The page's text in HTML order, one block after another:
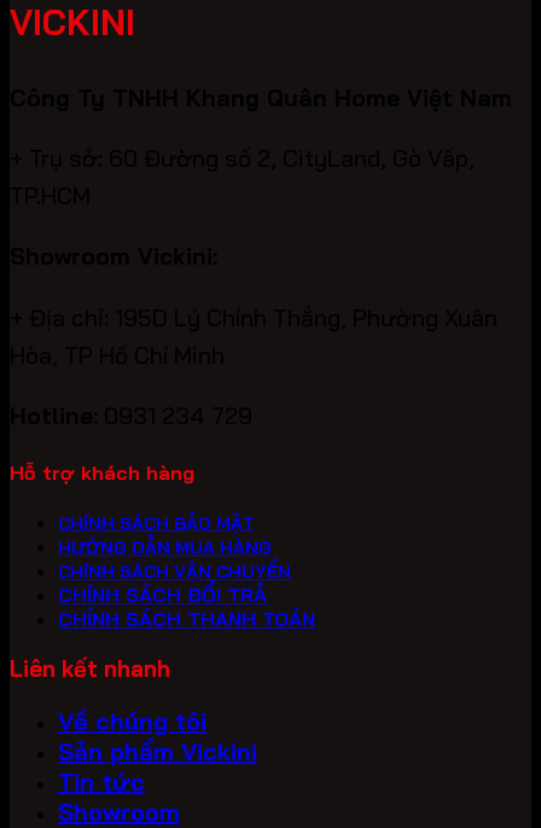
VICKINI
Hỗ trợ khách hàng
CHÍNH SÁCH BẢO MẬT
HƯỚNG DẪN MUA HÀNG
CHÍNH SÁCH VẬN CHUYỂN
CHÍNH SÁCH ĐỔI TRẢ
CHÍNH SÁCH THANH TOÁN
Liên kết nhanh
Về chúng tôi
Sản phẩm Vickini
Tin tức
Showroom